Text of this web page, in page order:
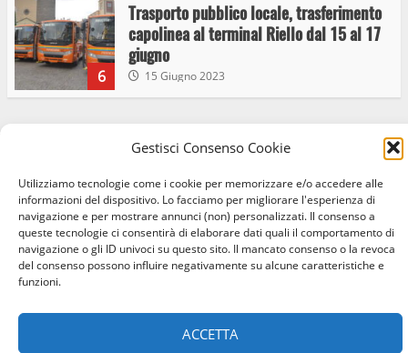
Gestisci Consenso Cookie
Utilizziamo tecnologie come i cookie per memorizzare e/o accedere alle
informazioni del dispositivo. Lo facciamo per migliorare l'esperienza di
navigazione e per mostrare annunci (non) personalizzati. Il consenso a
queste tecnologie ci consentirà di elaborare dati quali il comportamento di
navigazione o gli ID univoci su questo sito. Il mancato consenso o la revoca
del consenso possono influire negativamente su alcune caratteristiche e
funzioni.
ACCETTA
6
Trasporto pubblico locale, trasferimento
capolinea al terminal Riello dal 15 al 17
giugno
15 Giugno 2023
7
Giochi Sportivi Studenteschi di Atletica a
10 Maggio 2023
1
I Carabinieri arrestano due giovani per
detenzione ai fini di spaccio di sostanze
26 Agosto 2023
Privacy Policy Cookie Policy
Facebook
Instagram
Twitter
© Occhio Viterbese - Codice 90148040562 - N° iscrizione
ROC:39156 - Tutti i diritti riservati